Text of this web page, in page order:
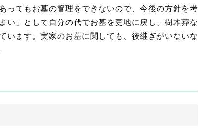
ってもお墓の管理をできないので、今後の方針を考
い」として自分の代でお墓を更地に戻し、樹木葬な
います。実家のお墓に関しても、後継ぎがいないな